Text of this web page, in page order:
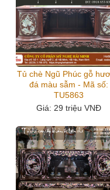
Tủ chè Ngũ Phúc gỗ
đá màu sẫm - Mã số:
TU5863
Giá: 29 triệu VNĐ